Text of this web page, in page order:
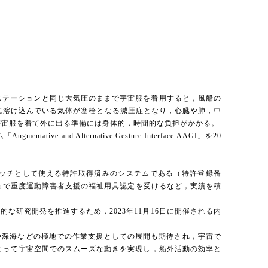
ーションと同じ大気圧のままで宇宙服を着用すると，風船の
け込んでいる気体が塞栓となる減圧症となり，心臓や肺，中
を着て外に出る準備には身体的，時間的な負担がかかる。
Augmentative and Alternative Gesture Interface:AAGI」を20
として使える特許取得済みのシステムである（特許登録番
重度運動障害者支援の福祉用具認定を受けるなど，実績を積
研究開発を推進するため，2023年11月16日に開催される内
海などの極地での作業支援としての展開も期待され，宇宙で
て宇宙空間でのスムーズな動きを実現し，船外活動の効率と